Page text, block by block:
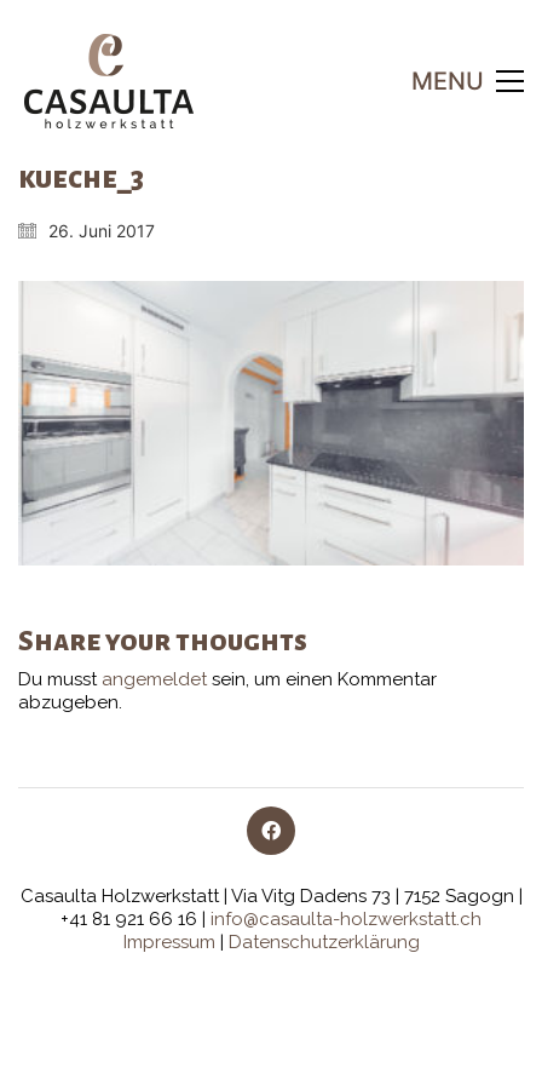
MENU
kueche_3
26. Juni 2017
Share your thoughts
Du musst angemeldetsein, um einen Kommentar
abzugeben.
Casaulta Holzwerkstatt | Via Vitg Dadens 73 | 7152 Sagogn |
+41 81 921 66 16 | info@casaulta-holzwerkstatt.ch
Impressum | Datenschutzerklärung